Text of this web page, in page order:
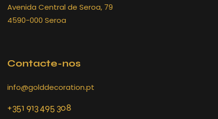
Avenida Central de Seroa, 79
4590-000 Seroa
Contacte-nos
info@golddecoration.pt
+351 913 495 308